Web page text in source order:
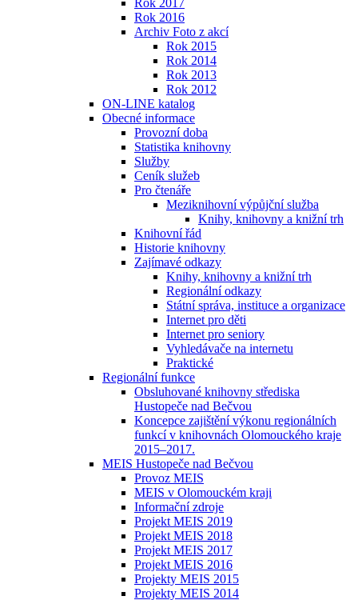
Rok 2017
Rok 2016
Archiv Foto z akcí
Rok 2015
Rok 2014
Rok 2013
Rok 2012
ON-LINE katalog
Obecné informace
Provozní doba
Statistika knihovny
Služby
Ceník služeb
Pro čtenáře
Meziknihovní výpůjční služba
Knihy, knihovny a knižní trh
Knihovní řád
Historie knihovny
Zajímavé odkazy
Knihy, knihovny a knižní trh
Regionální odkazy
Státní správa, instituce a organizace
Internet pro děti
Internet pro seniory
Vyhledávače na internetu
Praktické
Regionální funkce
Obsluhované knihovny střediska
Hustopeče nad Bečvou
Koncepce zajištění výkonu regionálních
funkcí v knihovnách Olomouckého kraje
2015–2017.
MEIS Hustopeče nad Bečvou
Provoz MEIS
MEIS v Olomouckém kraji
Informační zdroje
Projekt MEIS 2019
Projekt MEIS 2018
Projekt MEIS 2017
Projekt MEIS 2016
Projekty MEIS 2015
Projekty MEIS 2014